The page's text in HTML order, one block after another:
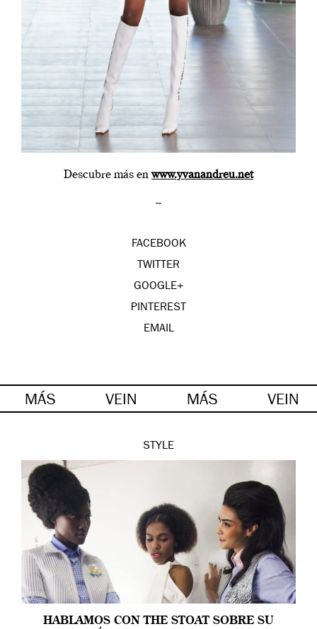
Descubre más enwww.yvanandreu.net
FACEBOOK
TWITTER
GOOGLE+
PINTEREST
EMAIL
MÁS VEIN MÁS VEIN
STYLE
HABLAMOS CON THE STOAT SOBRE SU